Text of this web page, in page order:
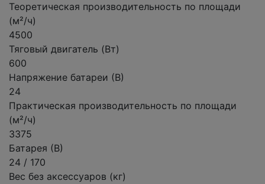
Теоретическая производительность по площади
(м²/ч)
4500
Тяговый двигатель (Вт)
600
Напряжение батареи (В)
24
Практическая производительность по площади
(м²/ч)
3375
Батарея (В)
24 / 170
Вес без аксессуаров (кг)